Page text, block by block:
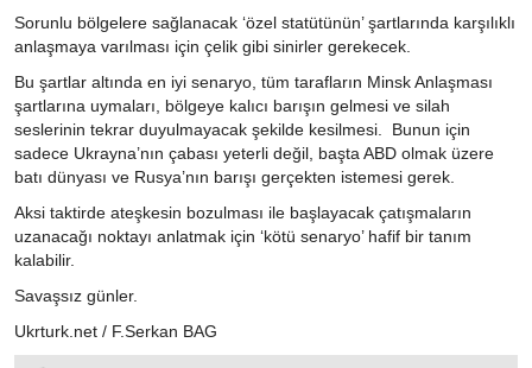
Sorunlu bölgelere sağlanacak ‘özel statütünün’ şartlarında karşılıklı
anlaşmaya varılması için çelik gibi sinirler gerekecek.
Bu şartlar altında en iyi senaryo, tüm tarafların Minsk Anlaşması
şartlarına uymaları, bölgeye kalıcı barışın gelmesi ve silah
seslerinin tekrar duyulmayacak şekilde kesilmesi. Bunun için
sadece Ukrayna’nın çabası yeterli değil, başta ABD olmak üzere
batı dünyası ve Rusya’nın barışı gerçekten istemesi gerek.
Aksi taktirde ateşkesin bozulması ile başlayacak çatışmaların
uzanacağı noktayı anlatmak için ‘kötü senaryo’ hafif bir tanım
kalabilir.
Savaşsız günler.
Ukrturk.net / F.Serkan BAG